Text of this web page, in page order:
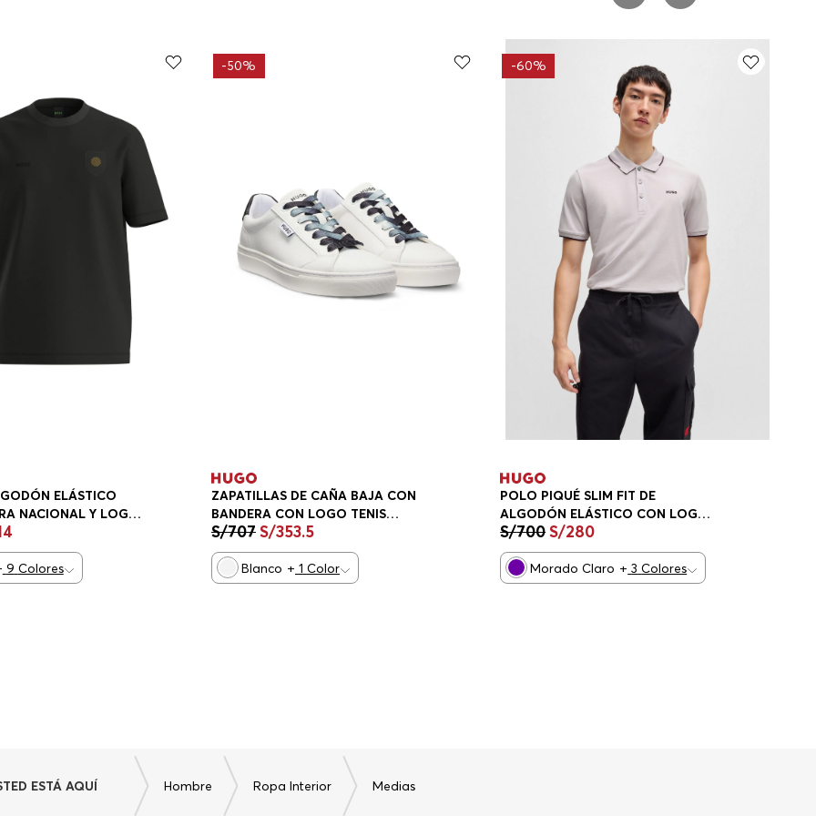
ELÁSTICO
NACIONAL Y LOGO
FIT HOMBRE
9 Colores
-50%
ZAPATILLAS DE CAÑA BAJA CON
BANDERA CON LOGO TENIS
MUJER
S/707S/353.5
Blanco + 1 Color
-60%
POLO PIQUÉ SLIM FIT DE
ALGODÓN ELÁSTICO CON LOGO
ESTAMPADO HOMBRE
S/700S/280
Morado Claro + 3 Colores
Hombre Ropa Interior Medias